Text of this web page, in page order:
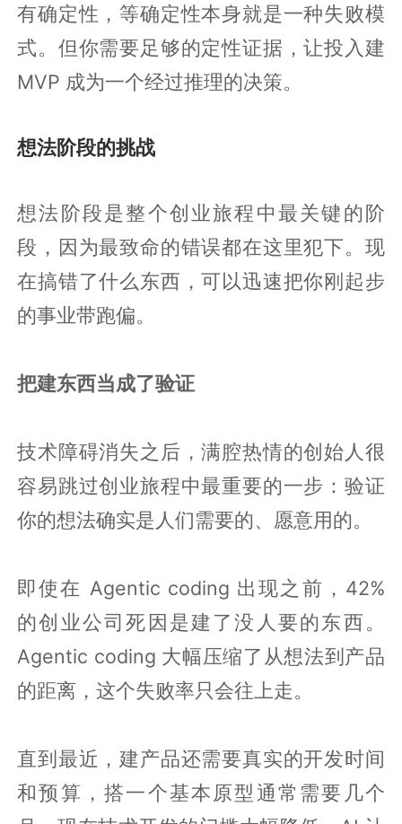
有确定性，等确定性本身就是一种失败模
式。但你需要足够的定性证据，让投入建
MVP 成为一个经过推理的决策。
想法阶段的挑战
想法阶段是整个创业旅程中最关键的阶
段，因为最致命的错误都在这里犯下。现
在搞错了什么东西，可以迅速把你刚起步
的事业带跑偏。
把建东西当成了验证
技术障碍消失之后，满腔热情的创始人很
容易跳过创业旅程中最重要的一步：验证
你的想法确实是人们需要的、愿意用的。
即使在 Agentic coding 出现之前，42%
的创业公司死因是建了没人要的东西。
Agentic coding 大幅压缩了从想法到产品
的距离，这个失败率只会往上走。
直到最近，建产品还需要真实的开发时间
和预算，搭一个基本原型通常需要几个